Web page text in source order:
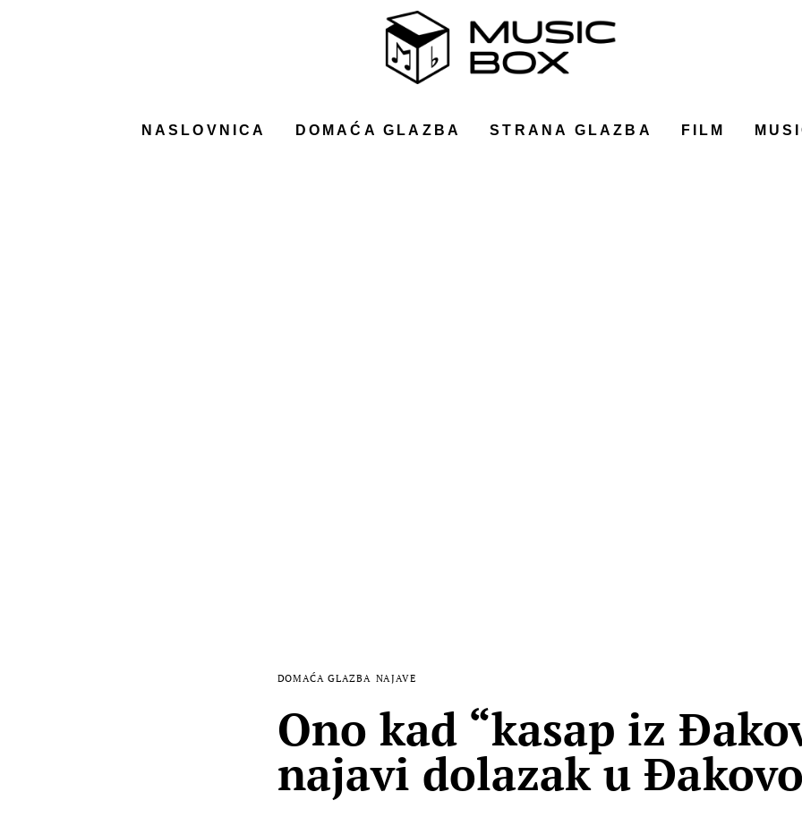
NASLOVNICA DOMAĆA GLAZBA STRANA GLAZBA FILM
DOMAĆA GLAZBA NAJAVE
Ono kad “kasap iz
najavi dolazak u